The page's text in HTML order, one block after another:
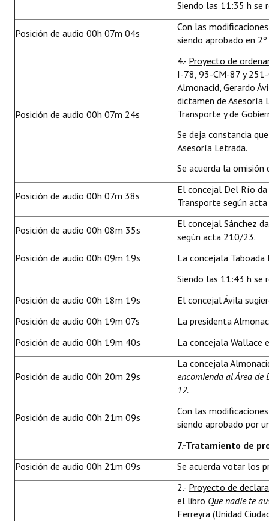
Siendo las 11:35 h se
Posición de audio 00h 07m 04s
Con las
siendo aprobado en
Posición de audio 00h 07m 24s
4.- Proyecto de
I-78, 93-CM-87 y
Almonacid, Gerardo
dictamen de Asesoría
Transporte y de
Se deja constancia
Asesoría Letrada.
Se acuerda la omisión
Posición de audio 00h 07m 38s
El concejal Del Río
Transporte según
Posición de audio 00h 08m 35s
El concejal Sánchez
según acta 210/23.
Posición de audio 00h 09m 19s
La concejala
Siendo las 11:43 h se
Posición de audio 00h 18m 19s
El concejal Ávila
Posición de audio 00h 19m 07s
La presidenta
Posición de audio 00h 19m 40s
La concejala Wallace
Posición de audio 00h 20m 29s
La concejala
encomienda al Área
12.
Posición de audio 00h 21m 09s
Con las
siendo aprobado por
7.-Tratamiento de
Posición de audio 00h 21m 09s
Se acuerda votar los
2.- Proyecto de
el libro Que nadie te
Ferreyra (Unidad